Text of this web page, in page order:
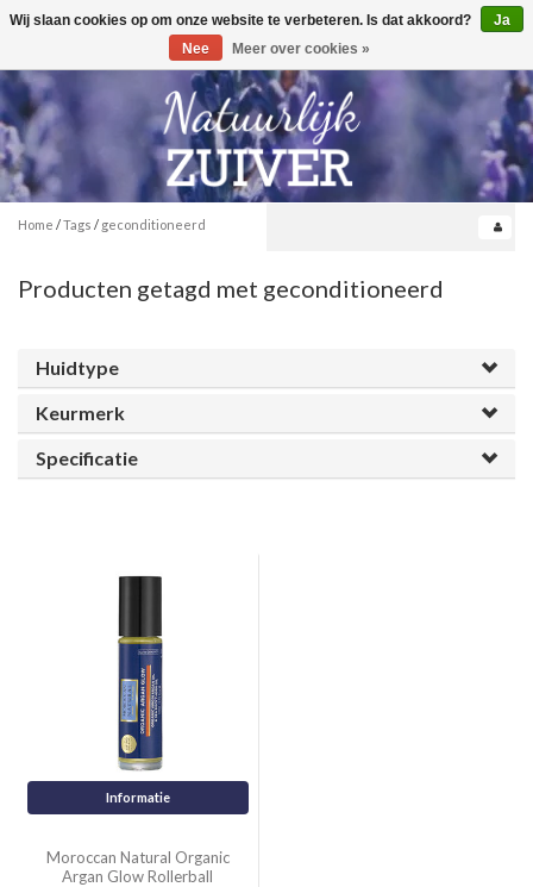
Toggle
0
Home /Tags / geconditioneerd
Producten getagd met geconditioneerd
Huidtype
Keurmerk
Specificatie
Informatie
Moroccan Natural Organic
Argan Glow Rollerball
Wij slaan cookies op om onze website te verbeteren. Is dat akkoord?
Ja
Nee
Meer over cookies »